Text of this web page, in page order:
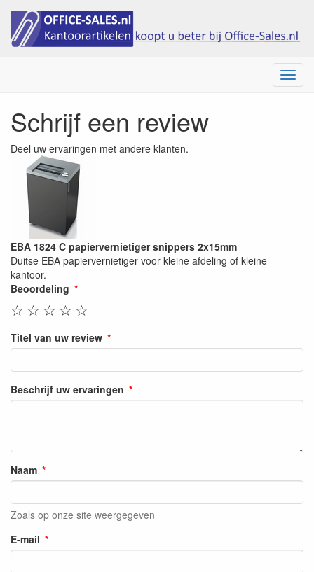
Menu
Schrijf een review
Deel uw ervaringen met andere klanten.
EBA 1824 C papiervernietiger snippers 2x15mm
Duitse EBA papiervernietiger voor kleine afdeling of kleine
kantoor.
Beoordeling
☆
☆
☆
☆
☆
Titel van uw review
Beschrijf uw ervaringen
Naam
Zoals op onze site weergegeven
E-mail